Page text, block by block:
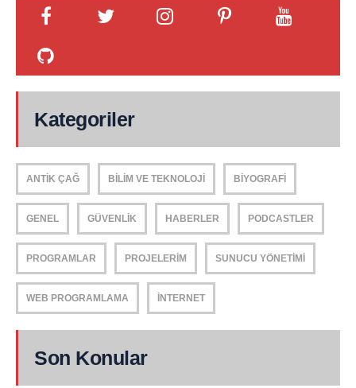
Kategoriler
ANTIK ÇAĞ BILIM VE TEKNOLOJI BIYOGRAFI
GENEL GÜVENLIK HABERLER PODCASTLER
PROGRAMLAR PROJELERIM SUNUCU YÖNETIMI
WEB PROGRAMLAMA İNTERNET
Son Konular